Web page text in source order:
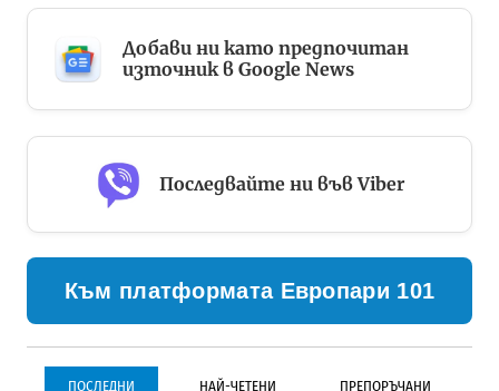
Добави ни като предпочитан
източник в Google News
Последвайте ни във Viber
Към платформата Европари 101
ПОСЛЕДНИ НАЙ-ЧЕТЕНИ ПРЕПОРЪЧАНИ